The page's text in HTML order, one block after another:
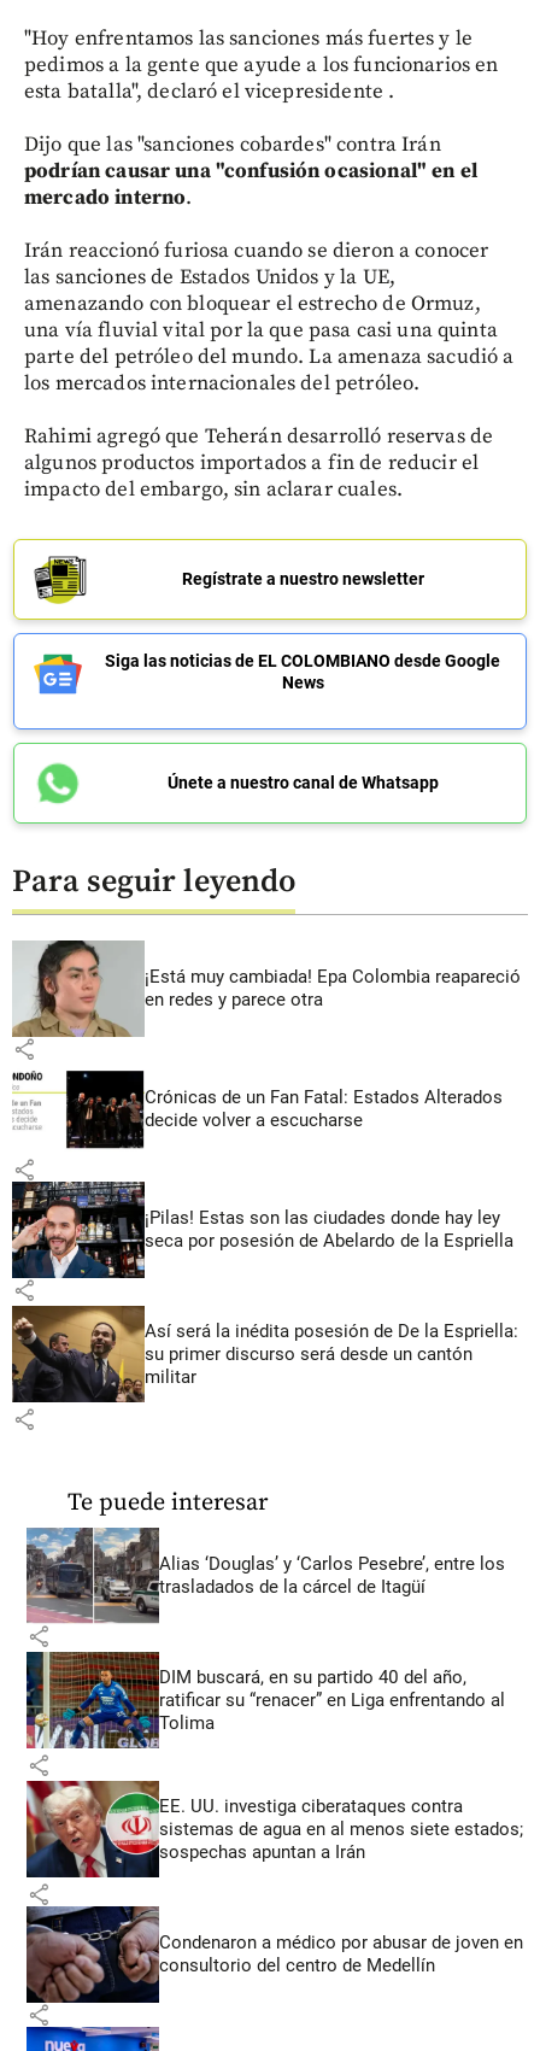
"Hoy enfrentamos las sanciones más fuertes y le
pedimos a la gente que ayude a los funcionarios en
esta batalla", declaró el vicepresidente .
Dijo que las "sanciones cobardes" contra Irán
podrían causar una "confusión ocasional" en el
mercado interno.
Irán reaccionó furiosa cuando se dieron a conocer
las sanciones de Estados Unidos y la UE,
amenazando con bloquear el estrecho de Ormuz,
una vía fluvial vital por la que pasa casi una quinta
parte del petróleo del mundo. La amenaza sacudió a
los mercados internacionales del petróleo.
Rahimi agregó que Teherán desarrolló reservas de
algunos productos importados a fin de reducir el
impacto del embargo, sin aclarar cuales.
Regístrate a nuestro newsletter
Siga las noticias de EL COLOMBIANO desde Google
News
Únete a nuestro canal de Whatsapp
Para seguir leyendo
¡Está muy cambiada! Epa Colombia reapareció
en redes y parece otra
share
Crónicas de un Fan Fatal: Estados Alterados
decide volver a escucharse
share
¡Pilas! Estas son las ciudades donde hay ley
seca por posesión de Abelardo de la Espriella
share
Así será la inédita posesión de De la Espriella:
su primer discurso será desde un cantón
militar
share
Te puede interesar
Alias ‘Douglas’ y ‘Carlos Pesebre’, entre los
trasladados de la cárcel de Itagüí
share
DIM buscará, en su partido 40 del año,
ratificar su “renacer” en Liga enfrentando al
Tolima
share
EE. UU. investiga ciberataques contra
sistemas de agua en al menos siete estados;
sospechas apuntan a Irán
share
Condenaron a médico por abusar de joven en
consultorio del centro de Medellín
share